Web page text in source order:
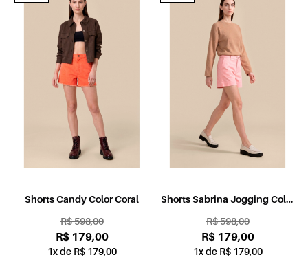
Shorts Candy Color Coral
R$ 598,00
R$ 179,00
1x de R$ 179,00
Shorts Sabrina Jogging Color
R$ 598,00
R$ 179,00
1x de R$ 179,00